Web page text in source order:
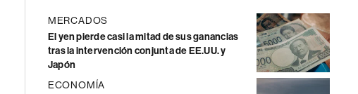
MERCADOS
El yen pierde casi la mitad de sus ganancias
tras la intervención conjunta de EE.UU. y
Japón
ECONOMÍA